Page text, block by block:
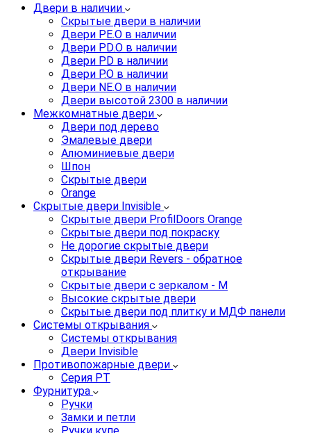
Двери в наличии
Скрытые двери в наличии
Двери PE.O в наличии
Двери PD.O в наличии
Двери PD в наличии
Двери P.O в наличии
Двери NE.O в наличии
Двери высотой 2300 в наличии
Межкомнатные двери
Двери под дерево
Эмалевые двери
Алюминиевые двери
Шпон
Скрытые двери
Orange
Скрытые двери Invisible
Скрытые двери ProfilDoors Orange
Скрытые двери под покраску
Не дорогие скрытые двери
Скрытые двери Revers - обратное
открывание
Скрытые двери с зеркалом - M
Высокие скрытые двери
Скрытые двери под плитку и МДФ панели
Системы открывания
Системы открывания
Двери Invisible
Противопожарные двери
Серия PT
Фурнитура
Ручки
Замки и петли
Ручки купе